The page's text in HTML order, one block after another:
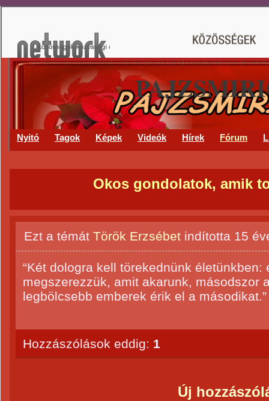
Nyitó Tagok Képek Videók Hírek Fórum
Okos gondolatok, amik
Ezt a témát Török Erzsébet indította 15
“Két dologra kell törekednünk életünkben:
megszerezzük, amit akarunk, másodszor
legbölcsebb emberek érik el a
Hozzászólások eddig: 1
Új